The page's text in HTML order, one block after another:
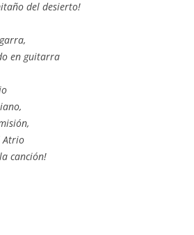
del desierto!
en guitarra
Atrio
canción!